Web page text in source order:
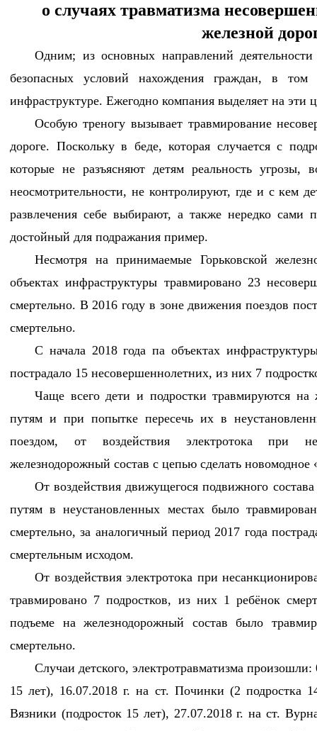
о случаях травматизма
железной
Одним; из основных направлений
безопасных условий нахождения граждан, в том
инфраструктуре. Ежегодно компания выделяет на эти
Особую треногу вызывает травмирование
дороге. Поскольку в беде, которая случается с
которые не разъясняют детям реальность угрозы,
неосмотрительности, не контролируют, где и с кем
развлечения себе выбирают, а также нередко сами
достойный для подражания пример.
Несмотря на принимаемые Горьковской
объектах инфраструктуры травмировано 23
смертельно. В 2016 году в зоне движения поездов
смертельно.
С начала 2018 года па объектах
пострадало 15 несовершеннолетних, из них 7
Чаще всего дети и подростки травмируются на
путям и при попытке пересечь их в
поездом, от воздействия электротока при
железнодорожный состав с цепью сделать новомодное
От воздействия движущегося подвижного
путям в неустановленных местах было
смертельно, за аналогичный период 2017 года
смертельным исходом.
От воздействия электротока при
травмировано 7 подростков, из них 1 ребёнок
подъеме на железнодорожный состав было
смертельно.
Случаи детского, электротравматизма
15 лет), 16.07.2018 г. на ст. Починки (2 подростка
Вязники (подросток 15 лет), 27.07.2018 г. на ст.